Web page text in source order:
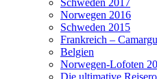
Norwegen 2016
Schweden 2015
Frankreich –
Belgien
Norwegen-Lofoten
Die ultimative